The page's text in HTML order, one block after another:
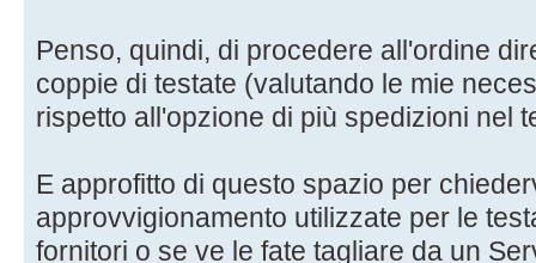
Penso, quindi, di procedere all'ordine
coppie di testate (valutando le mie
rispetto all'opzione di più spedizioni nel
E approfitto di questo spazio per
approvvigionamento utilizzate per le
fornitori o se ve le fate tagliare da un